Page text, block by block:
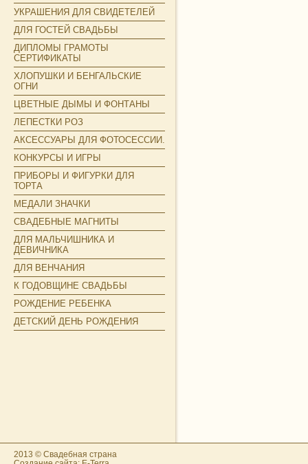
УКРАШЕНИЯ ДЛЯ СВИДЕТЕЛЕЙ
ДЛЯ ГОСТЕЙ СВАДЬБЫ
ДИПЛОМЫ ГРАМОТЫ
СЕРТИФИКАТЫ
ХЛОПУШКИ И БЕНГАЛЬСКИЕ
ОГНИ
ЦВЕТНЫЕ ДЫМЫ И ФОНТАНЫ
ЛЕПЕСТКИ РОЗ
АКСЕССУАРЫ ДЛЯ ФОТОСЕССИИ.
КОНКУРСЫ И ИГРЫ
ПРИБОРЫ И ФИГУРКИ ДЛЯ
ТОРТА
МЕДАЛИ ЗНАЧКИ
СВАДЕБНЫЕ МАГНИТЫ
ДЛЯ МАЛЬЧИШНИКА И
ДЕВИЧНИКА
ДЛЯ ВЕНЧАНИЯ
К ГОДОВЩИНЕ СВАДЬБЫ
РОЖДЕНИЕ РЕБЕНКА
ДЕТСКИЙ ДЕНЬ РОЖДЕНИЯ
2013 © Свадебная страна